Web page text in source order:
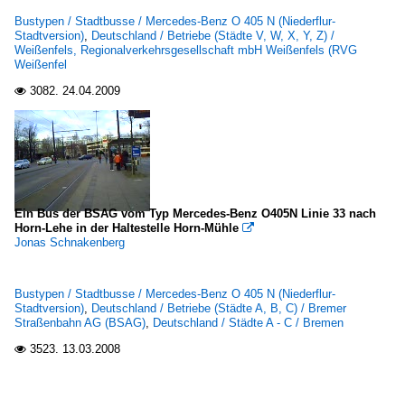
Bustypen / Stadtbusse / Mercedes-Benz O 405 N (Niederflur-
Stadtversion), Deutschland / Betriebe (Städte V, W, X, Y, Z) /
Weißenfels, Regionalverkehrsgesellschaft mbH Weißenfels (RVG
Weißenfel
 3082. 24.04.2009
Ein Bus der BSAG vom Typ Mercedes-Benz O405N Linie 33 nach
Horn-Lehe in der Haltestelle Horn-Mühle 
Jonas Schnakenberg
Bustypen / Stadtbusse / Mercedes-Benz O 405 N (Niederflur-
Stadtversion), Deutschland / Betriebe (Städte A, B, C) / Bremer
Straßenbahn AG (BSAG), Deutschland / Städte A - C / Bremen
 3523. 13.03.2008